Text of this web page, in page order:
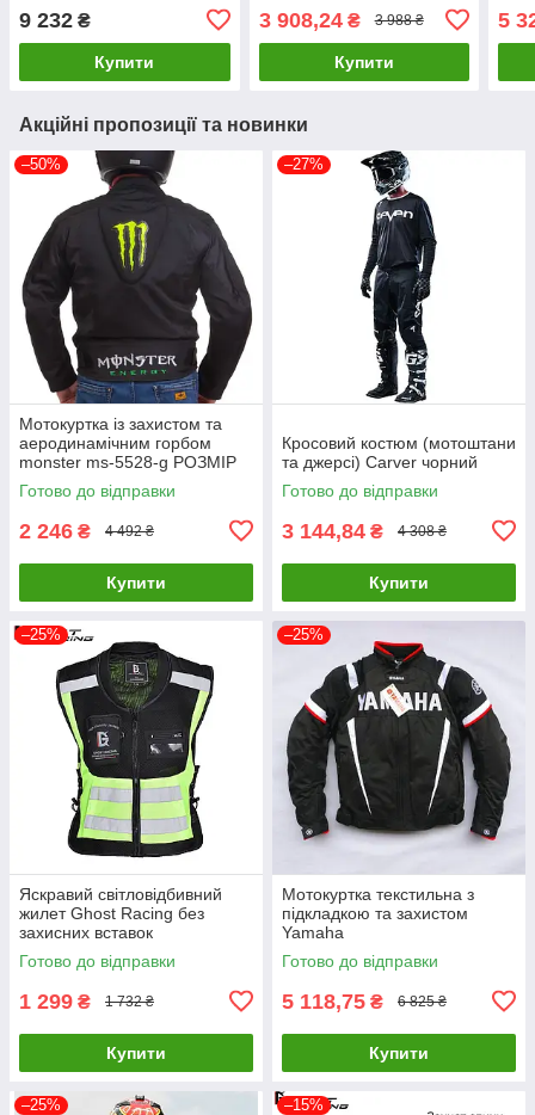
9 232 ₴
Купити
3 908,24₴ 3 988 ₴
Купити
5
Акційні пропозиції та новинки
–50%
Мотокуртка із захистом та
аеродинамічним горбом
monster ms-5528-g РОЗМІР
48
Готово до відправки
2 246 ₴ 4 492 ₴
Купити
–27%
Кросовий костюм (мотоштани
та джерсі) Carver чорний
Готово до відправки
3 144,84 ₴ 4 308 ₴
Купити
–25%
Яскравий світловідбивний
жилет Ghost Racing без
захисних вставок
Готово до відправки
1 299 ₴ 1 732 ₴
Купити
–25%
Мотокуртка текстильна з
підкладкою та захистом
Yamaha
Готово до відправки
5 118,75 ₴ 6 825 ₴
Купити
–25% –15%